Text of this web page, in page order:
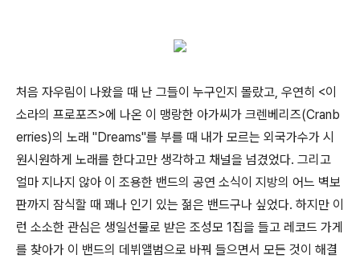
처음 자우림이 나왔을 때 난 그들이 누구인지 몰랐고, 우연히 <이
소라의 프로포즈>에 나온 이 맹랑한 아가씨가 크렌베리즈(Cranb
erries)의 노래 "Dreams"를 부를 때 내가 모르는 외국가수가 시
원시원하게 노래를 한다고만 생각하고 채널을 넘겼었다. 그리고
얼마 지나지 않아 이 조용한 밴드의 공연 소식이 지방의 어느 벽보
판까지 잠식할 때 꽤나 인기 있는 젊은 밴드구나 싶었다. 하지만 이
런 소소한 관심은 생일선물로 받은 조성모 1집을 들고 레코드 가게
를 찾아가 이 밴드의 데뷔앨범으로 바꿔 들으면서 모든 것이 해결